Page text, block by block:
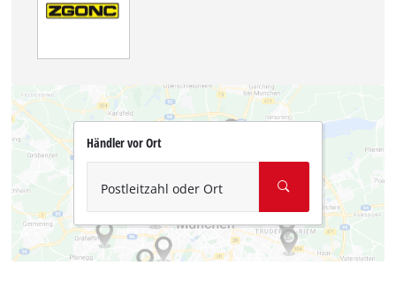
Händler vor Ort
Postleitzahl oder Ort